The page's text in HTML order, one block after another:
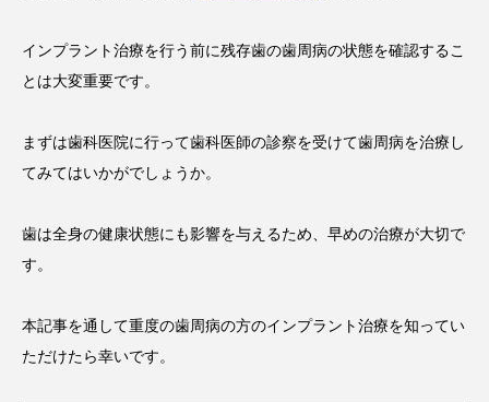
インプラント治療を行う前に残存歯の歯周病の状態を確認するこ
とは大変重要です。
まずは歯科医院に行って歯科医師の診察を受けて歯周病を治療し
てみてはいかがでしょうか。
歯は全身の健康状態にも影響を与えるため、早めの治療が大切で
す。
本記事を通して重度の歯周病の方のインプラント治療を知ってい
ただけたら幸いです。